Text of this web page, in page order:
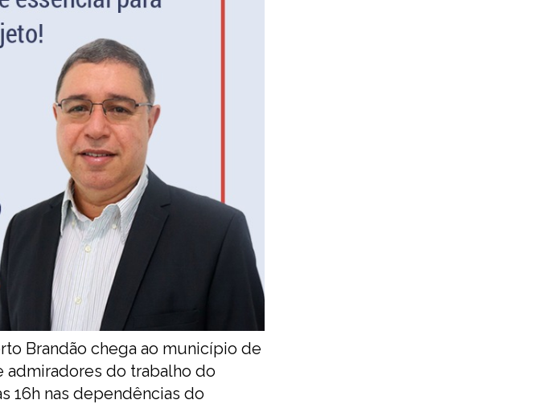
Brandão chega ao município de
admiradores do trabalho do
16h nas dependências do